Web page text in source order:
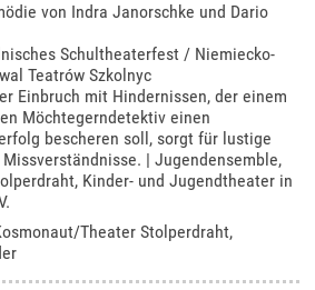
von Indra Janorschke und Dario
Schultheaterfest / Niemiecko-
Teatrów Szkolnyc
Einbruch mit Hindernissen, der einem
Möchtegerndetektiv einen
bescheren soll, sorgt für lustige
| Jugendensemble,
Kinder- und Jugendtheater in
Theater Stolperdraht,